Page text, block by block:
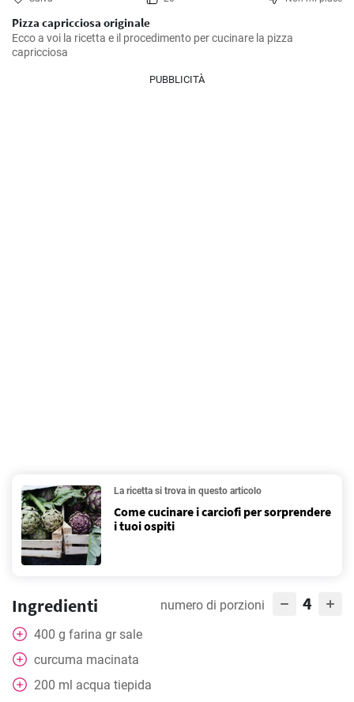
Pizza capricciosa originale
Ecco a voi la ricetta e il procedimento per cucinare la pizza
capricciosa
PUBBLICITÀ
La ricetta si trova in questo articolo
Come cucinare i carciofi per sorprendere
i tuoi ospiti
Ingredienti numero di porzioni 4
400 g farina gr sale
curcuma macinata
200 ml acqua tiepida